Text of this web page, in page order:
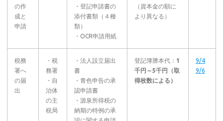
の作
成と
申請
・登記申請書の
添付書類（４種
類）
・OCR申請用紙
（資本金の額に
より異なる）
税務
署へ
の届
出
・税
務署
・自
治体
の主
税局
・法人設立届出
書
・青色申告の承
認申請書
・源泉所得税の
納期の特例の承
登記簿謄本代： 1
千円～5千円（取
得枚数による）
9/4
9/6